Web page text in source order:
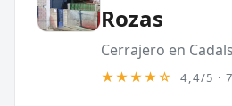
Rozas
Cerrajero en
★★★★☆ 4,4/5 ·